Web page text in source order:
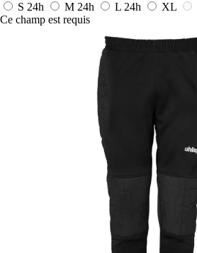
S 24h M 24h L 24h XL
Ce champ est requis